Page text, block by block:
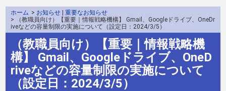
ホーム > お知らせ |重要なお知らせ
> （教職員向け）【重要｜情報戦略機構】 Gmail、Googleドライブ、OneDr
iveなどの容量制限の実施について（設定日：2024/3/5）
（教職員向け）【重要｜情報戦略機
構】 Gmail、Googleドライブ、OneD
riveなどの容量制限の実施について
（設定日：2024/3/5）